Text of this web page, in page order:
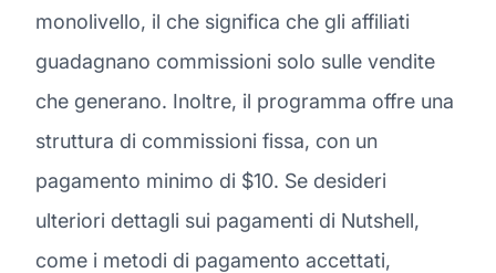
monolivello, il che significa che gli affiliati
guadagnano commissioni solo sulle vendite
che generano. Inoltre, il programma offre una
struttura di commissioni fissa, con un
pagamento minimo di $10. Se desideri
ulteriori dettagli sui pagamenti di Nutshell,
come i metodi di pagamento accettati,